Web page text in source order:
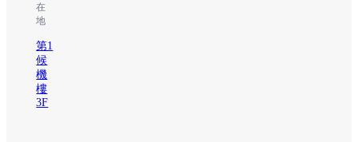
在
地
第1
候
機
樓
3F